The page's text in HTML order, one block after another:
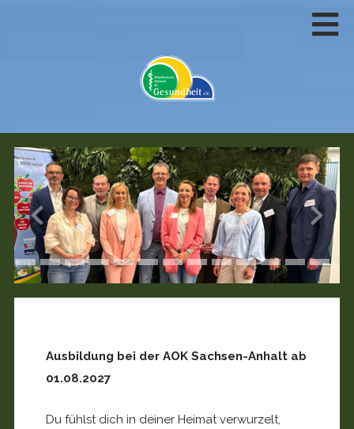
Ausbildung bei der AOK Sachsen-Anhalt ab
01.08.2027
Du fühlst dich in deiner Heimat verwurzelt,